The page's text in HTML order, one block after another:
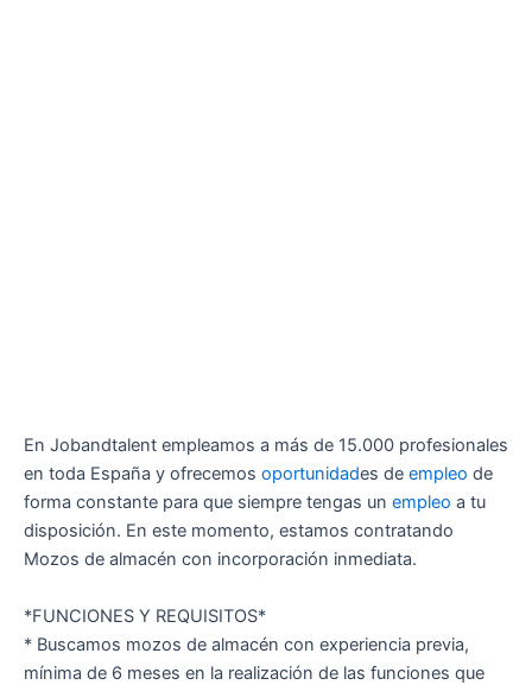
En Jobandtalent empleamos a más de 15.000 profesionales
en toda España y ofrecemos oportunidades de empleo de
forma constante para que siempre tengas un empleo a tu
disposición. En este momento, estamos contratando
Mozos de almacén con incorporación inmediata.
*FUNCIONES Y REQUISITOS*
* Buscamos mozos de almacén con experiencia previa,
mínima de 6 meses en la realización de las funciones que